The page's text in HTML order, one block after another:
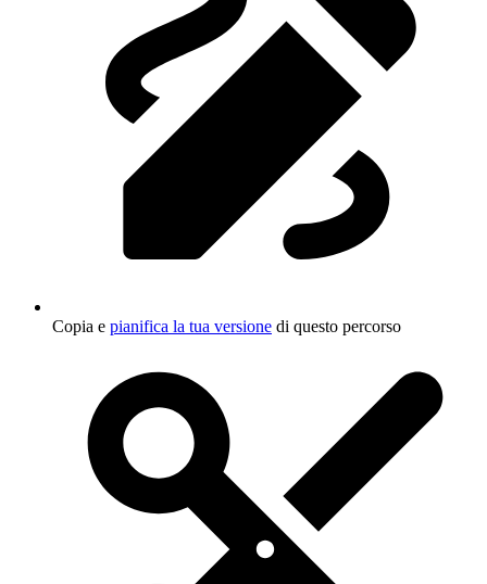
Copia e pianifica la tua versione di questo percorso